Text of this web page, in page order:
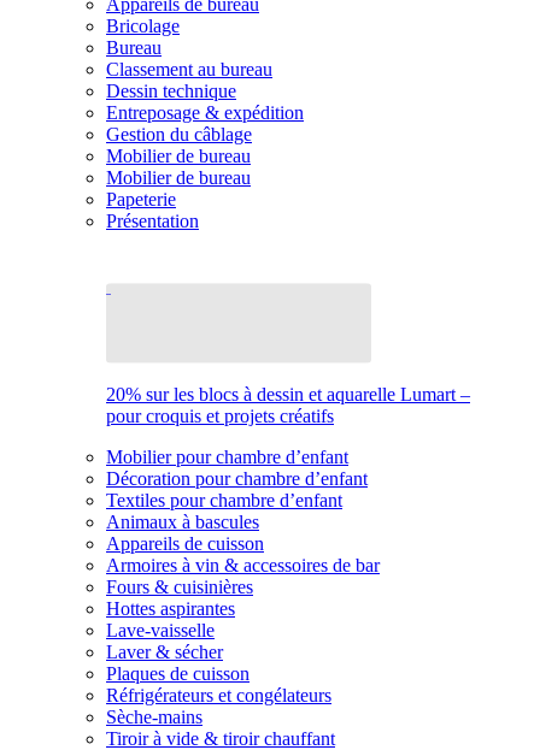
Appareils de bureau
Bricolage
Bureau
Classement au bureau
Dessin technique
Entreposage & expédition
Gestion du câblage
Mobilier de bureau
Mobilier de bureau
Papeterie
Présentation
20% sur les blocs à dessin et aquarelle Lumart –
pour croquis et projets créatifs
Mobilier pour chambre d’enfant
Décoration pour chambre d’enfant
Textiles pour chambre d’enfant
Animaux à bascules
Appareils de cuisson
Armoires à vin & accessoires de bar
Fours & cuisinières
Hottes aspirantes
Lave-vaisselle
Laver & sécher
Plaques de cuisson
Réfrigérateurs et congélateurs
Sèche-mains
Tiroir à vide & tiroir chauffant